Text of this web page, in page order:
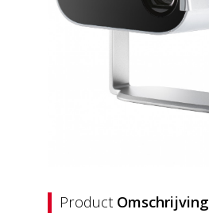
Product Omschrijving